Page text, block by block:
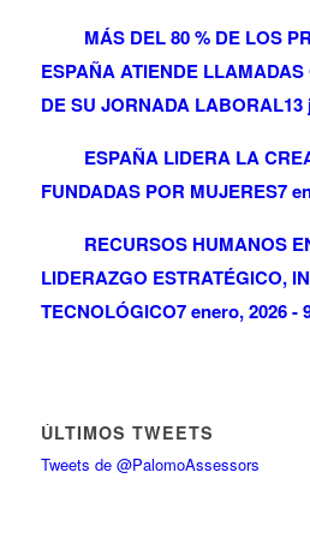
MÁS DEL 80 % DE LOS
ESPAÑA ATIENDE
DE SU JORNADA LABORAL13
ESPAÑA LIDERA LA
FUNDADAS POR MUJERES7
RECURSOS HUMANOS
LIDERAZGO ESTRATÉGICO,
TECNOLÓGICO7 enero, 2026 -
ÚLTIMOS TWEETS
Tweets de @PalomoAssessors